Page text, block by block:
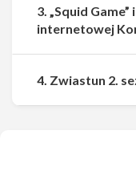
3. „Squid
internetowej
4. Zwiastun 2.